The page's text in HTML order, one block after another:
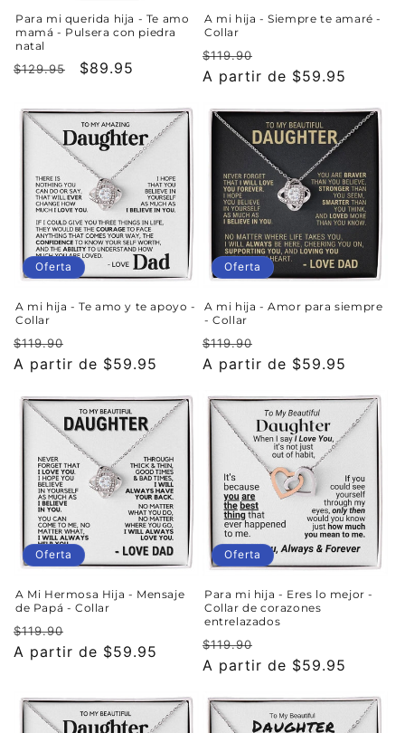
Para mi querida hija - Te amo
mamá - Pulsera con piedra
natal
Precio
$129.95
Precio
oferta
$89.95
A mi hija - Siempre te amaré -
Collar
Precio
habitual
$119.90
de
A partir de $59.95
Oferta
A mi hija - Te amo y te apoyo -
Collar
Precio
habitual
$119.90
de
A partir de $59.95
Oferta
A mi hija - Amor para siempre
- Collar
Precio
habitual
$119.90
de
A partir de $59.95
Oferta
A Mi Hermosa Hija - Mensaje
de Papá - Collar
Precio
habitual
$119.90
de
A partir de $59.95
Oferta
Para mi hija - Eres lo mejor -
Collar de corazones
entrelazados
Precio
habitual
$119.90
de
A partir de $59.95